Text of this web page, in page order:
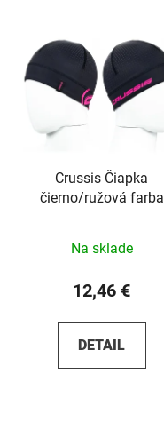
Crussis Čiapka
čierno/ružová farba
Na sklade
12,46 €
DETAIL